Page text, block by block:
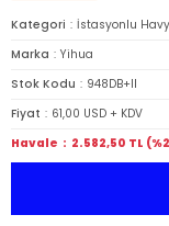
Kategori
İstasyonlu
Marka
Yihua
Stok Kodu
948DB+II
Fiyat
61,00 USD + KDV
Havale
2.582,50 TL